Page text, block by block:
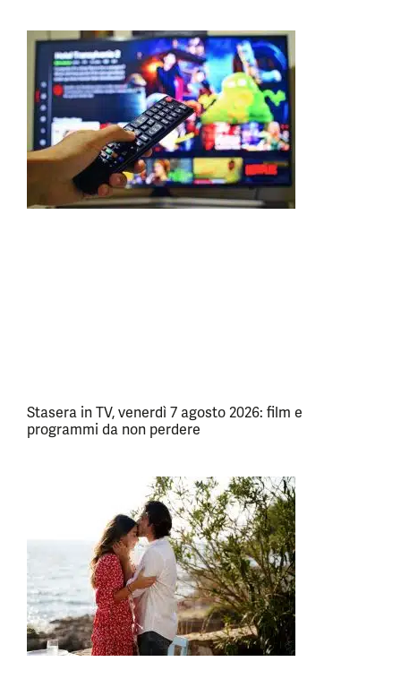
Stasera in TV, venerdì 7 agosto 2026: film e
programmi da non perdere